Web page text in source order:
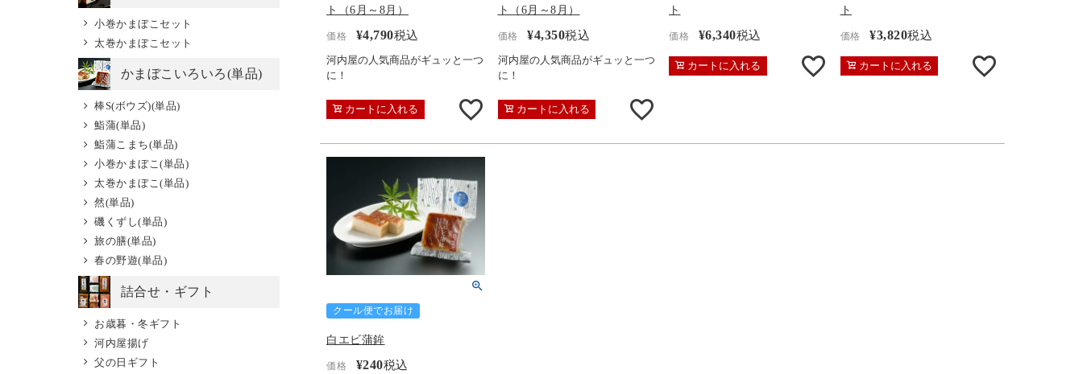
小巻かまぼこセット
太巻かまぼこセット
かまぼこいろいろ(単品)
棒S(ボウズ)(単品)
鮨蒲(単品)
鮨蒲こまち(単品)
小巻かまぼこ(単品)
太巻かまぼこ(単品)
然(単品)
磯くずし(単品)
旅の膳(単品)
春の野遊(単品)
詰合せ・ギフト
お歳暮・冬ギフト
河内屋揚げ
父の日ギフト
ト（6月～8月）
価格 ¥4,790税込
河内屋の人気商品がギュッと一つ
に！
カートに入れる
ト（6月～8月）
価格 ¥4,350税込
河内屋の人気商品がギュッと一つ
に！
カートに入れる
ト
価格 ¥6,340税込
カートに入れる
ト
価格 ¥3,820税込
カートに入れる
クール便でお届け
白エビ蒲鉾
価格 ¥240税込